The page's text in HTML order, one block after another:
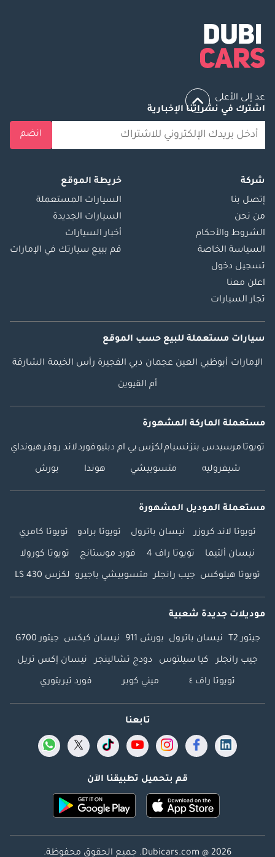
عد إلى الأعلى
اشترك في نشراتنا الإخبارية
انضم
شركة
إتصل بنا
من نحن
الشروط والأحكام
السياسة الخاصة
تسجيل دخول
اعلن معنا
تجار السيارات
خريطة الموقع
السيارات المستعملة
السيارات الجديدة
أخبار السيارات
قم ببيع سيارتك في الإمارات
سيارات مستعملة للبيع حسب الموقع
الإمارات أبوظبي العين عجمان دبي الفجيرة رأس الخيمة الشارقة
أم القيوين
مستعملة الماركة المشهورة
تويوتا مرسيدس بنزنسياملكزس بي ام دبليوفوردلاند روفرهيونداي
شيفروليه متسوبيشي هوندا بورش
مستعملة الموديل المشهورة
تويوتا لاند كروزر نيسان باترول تويوتا برادو تويوتا كامري
نيسان ألتيما تويوتا راف 4 فورد موستانج تويوتا كورولا
تويوتا هيلوكس جيب رانجلر متسوبيشي باجيرو لكزس LS 430
موديلات جديدة شعبية
جيتور T2 نيسان باترول بورش 911 نيسان كيكس جيتور G700
جيب رانجلر كيا سيلتوس دودج تشالينجر نيسان إكس تريل
تويوتا راف ٤ ميني كوبر فورد تيريتوري
تابعنا
قم بتحميل تطبيقنا الآن
Dubicars.com @ 2026. جميع الحقوق محفوظة.